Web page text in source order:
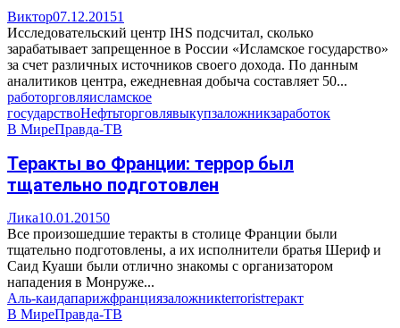
Виктор07.12.20151
Исследовательский центр IHS подсчитал, сколько
зарабатывает запрещенное в России «Исламское государство»
за счет различных источников своего дохода. По данным
аналитиков центра, ежедневная добыча составляет 50...
работорговляисламское
государствоНефтьторговлявыкупзаложникзаработок
В МиреПравда-ТВ
Теракты во Франции: террор был
тщательно подготовлен
Лика10.01.20150
Все произошедшие теракты в столице Франции были
тщательно подготовлены, а их исполнители братья Шериф и
Саид Куаши были отлично знакомы с организатором
нападения в Монруже...
Аль-каидапарижфранциязаложникterroristтеракт
В МиреПравда-ТВ